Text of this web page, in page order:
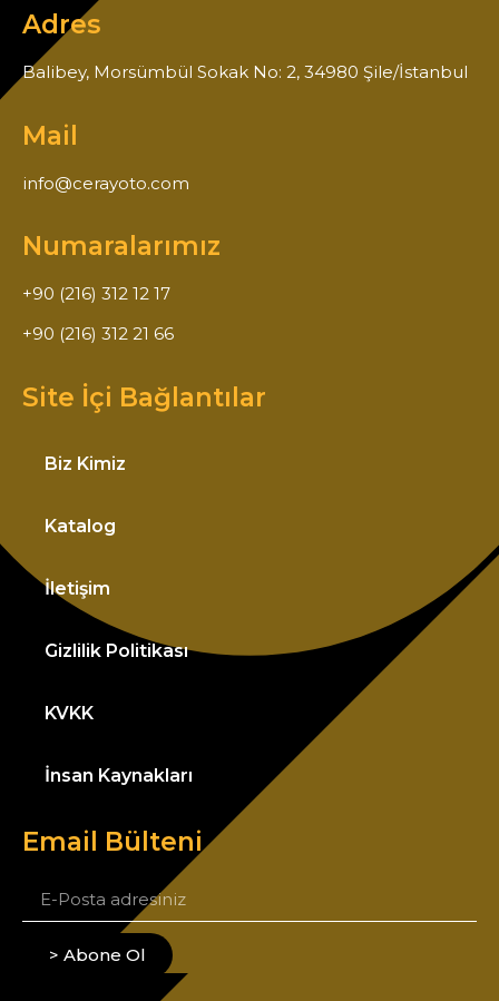
Adres
Balibey, Morsümbül Sokak No: 2, 34980 Şile/İstanbul
Mail
info@cerayoto.com
Numaralarımız
+90 (216) 312 12 17
+90 (216) 312 21 66
Site İçi Bağlantılar
Biz Kimiz
Katalog
İletişim
Gizlilik Politikası
KVKK
İnsan Kaynakları
Email Bülteni
> Abone Ol